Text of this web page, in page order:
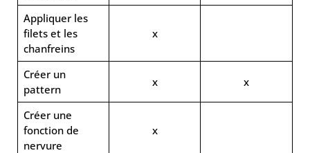
Appliquer les
filets et les
chanfreins
x
Créer un
pattern
x x
Créer une
fonction de
nervure
x